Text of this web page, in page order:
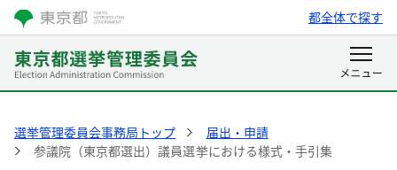
都全体で探す
選挙管理委員会事務局トップ
届出・申請
参議院（東京都選出）議員選挙における様式・手引集